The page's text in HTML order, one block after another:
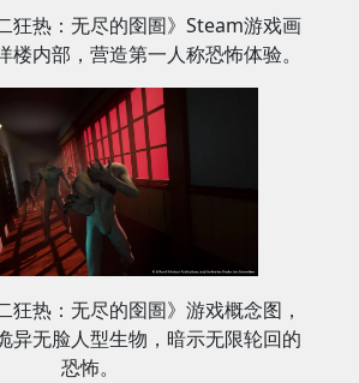
狂热：无尽的囹圄》Steam游戏画
楼内部，营造第一人称恐怖体验。
狂热：无尽的囹圄》游戏概念图，
异无脸人型生物，暗示无限轮回的
恐怖。